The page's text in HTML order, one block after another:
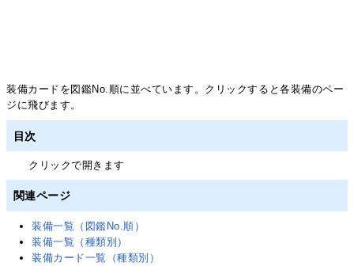
装備カードを図鑑No.順に並べています。クリックすると各装備のペー
ジに飛びます。
目次
クリックで開きます
関連ページ
装備一覧（図鑑No.順）
装備一覧（種類別）
装備カード一覧（種類別）